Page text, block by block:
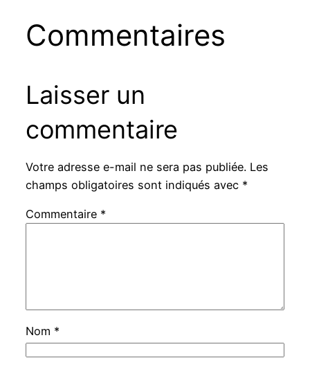
Commentaires
Laisser un
commentaire
Votre adresse e-mail ne sera pas publiée. Les
champs obligatoires sont indiqués avec *
Commentaire *
Nom *